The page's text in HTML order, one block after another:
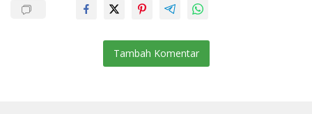
Tambah Komentar